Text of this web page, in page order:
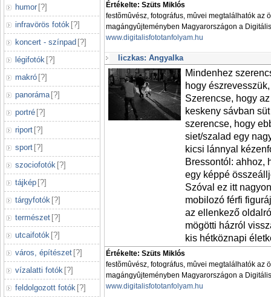
humor [?]
infravörös fotók [?]
koncert - színpad [?]
légifotók [?]
makró [?]
panoráma [?]
portré [?]
riport [?]
sport [?]
szociofotók [?]
tájkép [?]
tárgyfotók [?]
természet [?]
utcaifotók [?]
város, építészet [?]
vízalatti fotók [?]
feldolgozott fotók [?]
Értékelte: Szüts Miklós
festõmûvész, fotográfus, mûvei megtalálhatók az
magángyûjteményben Magyarországon a
www.digitalisfototanfolyam.hu
liczkas: Angyalka
Mindenhez
hogy
Szerencse, hogy
keskeny sávban
szerencse, hogy
siet/szalad egy
kicsi lánnyal
Bressontól: ahhoz,
egy képpé
Szóval ez itt
mobilozó férfi
az ellenkező
mögötti házról
kis hétköznapi
Értékelte: Szüts Miklós
festõmûvész, fotográfus, mûvei megtalálhatók az
magángyûjteményben Magyarországon a
www.digitalisfototanfolyam.hu